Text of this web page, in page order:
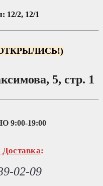
12/2, 12/1
5, стр. 1
9:00-19:00
:
02-09